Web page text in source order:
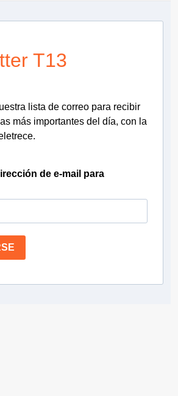
T13
lista de correo para recibir
más importantes del día, con la
de e-mail para